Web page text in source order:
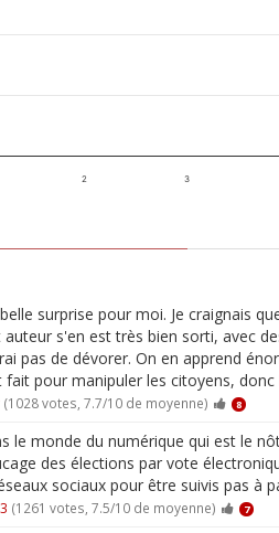
2 3
surprise pour moi. Je craignais
s'en est très bien sorti, avec
pas de dévorer. On en apprend
pour manipuler les citoyens, donc
(1028 votes, 7.7/10 de moyenne) 8
le monde du numérique qui est le
des élections par vote
sociaux pour être suivis pas à
(1261 votes, 7.5/10 de moyenne) 7